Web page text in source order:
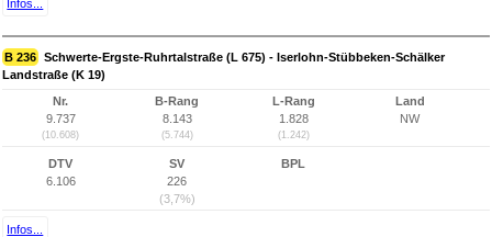
Infos...
B 236 Schwerte-Ergste-Ruhrtalstraße (L 675) - Iserlohn-Stübbeken-Schälker
Landstraße (K 19)
Nr.
9.737
(10.608)
B-Rang
8.143
(5.744)
L-Rang
1.828
(1.242)
Land
NW
DTV
6.106
SV
226
(3,7%)
BPL
Infos...